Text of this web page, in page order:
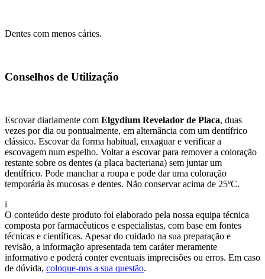
Dentes com menos cáries.
Conselhos de Utilização
Escovar diariamente com Elgydium Revelador de Placa, duas
vezes por dia ou pontualmente, em alternância com um dentífrico
clássico. Escovar da forma habitual, enxaguar e verificar a
escovagem num espelho. Voltar a escovar para remover a coloração
restante sobre os dentes (a placa bacteriana) sem juntar um
dentífrico. Pode manchar a roupa e pode dar uma coloração
temporária às mucosas e dentes. Não conservar acima de 25ºC.
i
O conteúdo deste produto foi elaborado pela nossa equipa técnica
composta por farmacêuticos e especialistas, com base em fontes
técnicas e científicas. Apesar do cuidado na sua preparação e
revisão, a informação apresentada tem caráter meramente
informativo e poderá conter eventuais imprecisões ou erros. Em caso
de dúvida, coloque-nos a sua questão.